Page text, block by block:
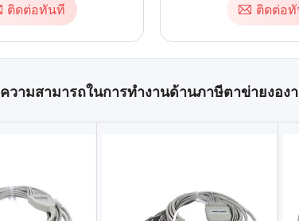
ติดต่อทันที ติดต่อ
ามสามารถในการทำงานด้านภาษีตาข่ายงอง